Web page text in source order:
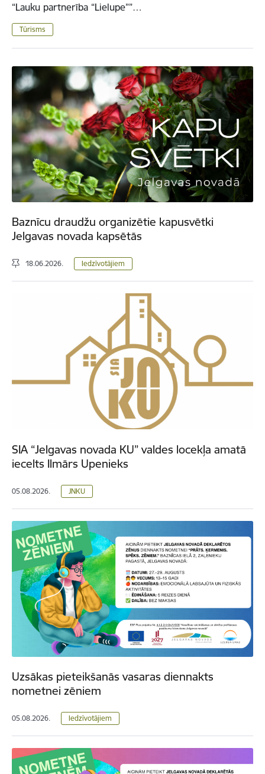
“Lauku partnerība “Lielupe””…
Tūrisms
Baznīcu draudžu organizētie kapusvētki
Jelgavas novada kapsētās
18.06.2026. Iedzīvotājiem
SIA “Jelgavas novada KU” valdes locekļa amatā
iecelts Ilmārs Upenieks
05.08.2026. JNKU
Uzsākas pieteikšanās vasaras diennakts
nometnei zēniem
05.08.2026. Iedzīvotājiem